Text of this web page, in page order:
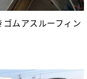
ムアスルーフィン